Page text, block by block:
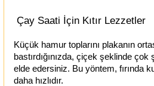
Çay Saati İçin Kıtır Lezzetler
Küçük hamur toplarını plakanın
bastırdığınızda, çiçek şeklinde çok
elde edersiniz. Bu yöntem, fırında
daha hızlıdır.